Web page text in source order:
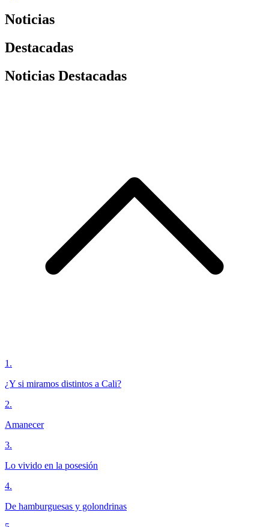
Noticias
Destacadas
Noticias Destacadas
1 .
¿Y si miramos distintos a Cali?
2.
Amanecer
3.
Lo vivido en la posesión
4.
De hamburguesas y golondrinas